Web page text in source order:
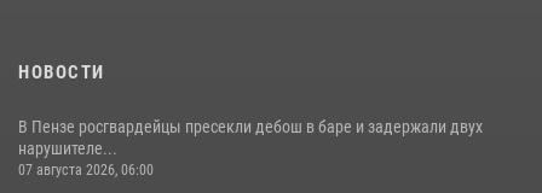
НОВОСТИ
В Пензе росгвардейцы пресекли дебош в баре и задержали двух
нарушителе...
07 августа 2026, 06:00